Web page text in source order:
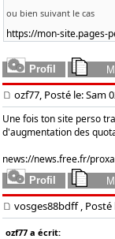
ou bien suivant le cas
https://mon-site.pages-
ozf77, Posté le: Sam
Une fois ton site perso
d'augmentation des
news://news.free.fr/
vosges88bdff, Posté
ozf77 a écrit: